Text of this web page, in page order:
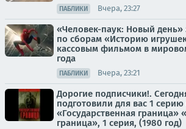
ПАБЛИКИ Вчера, 23:27
«Человек-паук: Новый день»
по сборам «Историю
кассовым фильмом в
года
ПАБЛИКИ Вчера, 23:21
Дорогие подписчики!.
подготовили для вас 1
«Государственная граница»
граница», 1 серия, (1980 год)